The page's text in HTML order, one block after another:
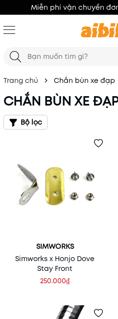
100%
Trang chủ Chắn bùn xe đạp
CHẮN BÙN XE
Bộ lọc
SIMWORKS
Simworks x Honjo Dove
Stay Front
250.000₫